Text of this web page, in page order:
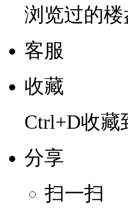
浏览过的楼
客服
收藏
Ctrl+D收藏
分享
扫一扫